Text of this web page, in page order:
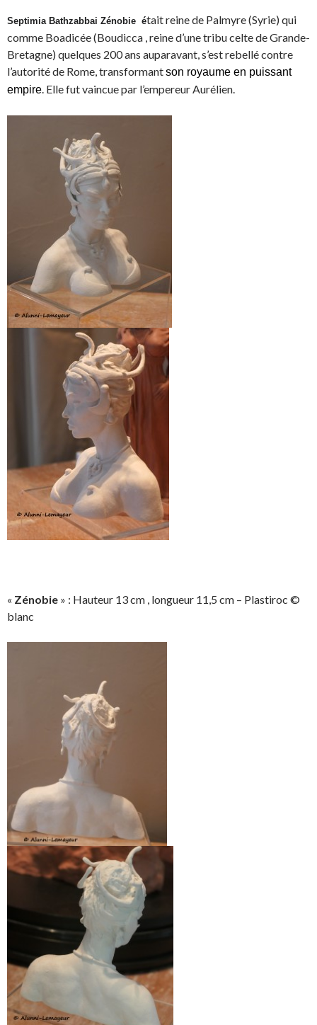
Septimia Bathzabbai Zénobie était reine de Palmyre (Syrie) qui
comme Boadicée (Boudicca , reine d’une tribu celte de Grande-
Bretagne) quelques 200 ans auparavant, s’est rebellé contre
l’autorité de Rome, transformantson royaume en puissant
empire . Elle fut vaincue par l’empereur Aurélien.
« Zénobie » : Hauteur 13 cm , longueur 11,5 cm – Plastiroc ©
blanc